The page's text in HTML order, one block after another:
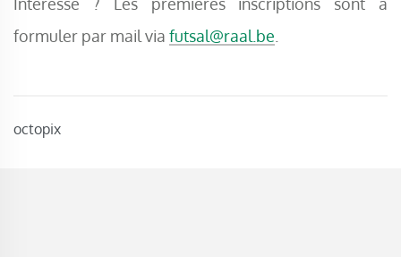
octopix
formuler par mail via futsal@raal.be